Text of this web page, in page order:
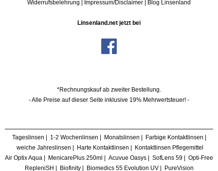
Widerrufsbelehrung | Impressum/Disclaimer | Blog Linsenland
Linsenland.net jetzt bei
*Rechnungskauf ab zweiter Bestellung.
- Alle Preise auf dieser Seite inklusive 19% Mehrwertsteuer! -
Tageslinsen | 1-2 Wochenlinsen | Monatslinsen | Farbige Kontaktlinsen |
weiche Jahreslinsen | Harte Kontaktlinsen | Kontaktlinsen Pflegemittel
Air Optix Aqua | MenicarePlus 250ml | Acuvue Oasys | SofLens 59 | Opti-Free
RepleniSH | Biofinity| Biomedics 55 Evolution UV| PureVision